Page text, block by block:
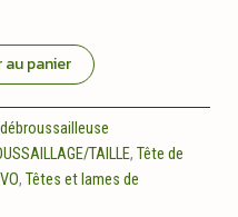
panier
TAILLE, Tête de
, Têtes et lames de